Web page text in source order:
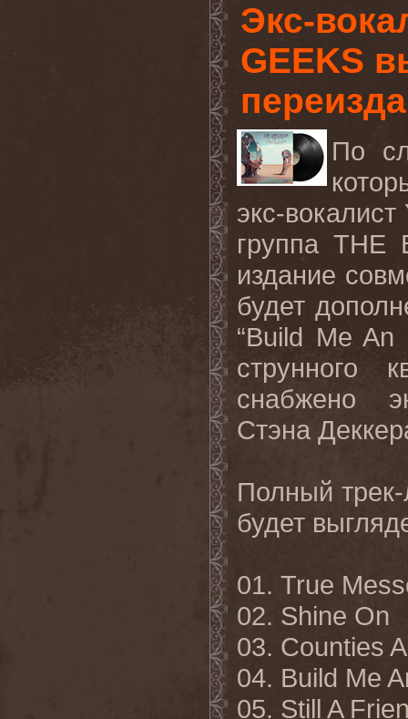
Экс-
GEEKS
По
экс-
группа THE
издание
будет
“Build Me An
струнного
снабжено
Стэна
Полный трек-
будет
01. True
02. Shine On
03. Counties
04. Build Me
05. Still A